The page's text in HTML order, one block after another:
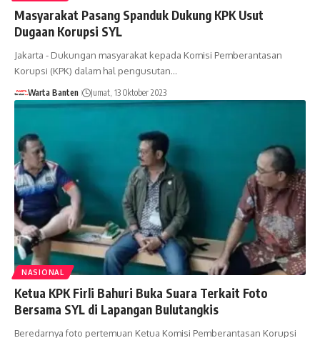
Masyarakat Pasang Spanduk Dukung KPK Usut
Dugaan Korupsi SYL
Jakarta - Dukungan masyarakat kepada Komisi Pemberantasan
Korupsi (KPK) dalam hal pengusutan…
Warta Banten Jumat, 13 Oktober 2023
NASIONAL
Ketua KPK Firli Bahuri Buka Suara Terkait Foto
Bersama SYL di Lapangan Bulutangkis
Beredarnya foto pertemuan Ketua Komisi Pemberantasan Korupsi